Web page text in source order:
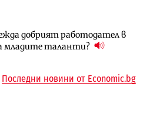
добрият работодател в
младите таланти?
дни с обозначаване на цените
предстои?
е лидер при технологичните
и системните интегратори
Последни новини от Economic.bg